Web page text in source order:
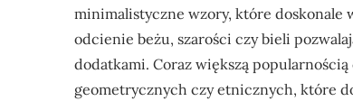
minimalistyczne wzory, które doskonale
odcienie beżu, szarości czy bieli
dodatkami. Coraz większą
geometrycznych czy etnicznych, które